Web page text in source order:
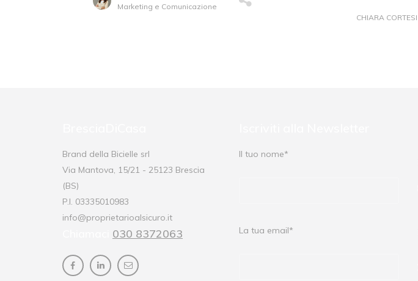
Marketing e Comunicazione
CHIARA CORTESI
Brand della Bicielle srl
Via Mantova, 15/21 - 25123 Brescia
(BS)
P.I. 03335010983
info@proprietarioalsicuro.it
030 8372063
Il tuo nome*
La tua email*